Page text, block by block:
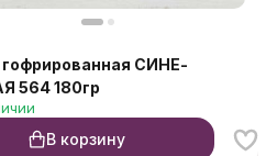
гофрированная СИНЕ-
564 180гр
В корзину